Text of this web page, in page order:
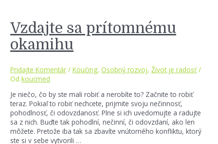
Vzdajte sa prítomnému
okamihu
Pridajte Komentár /Koučing,Osobný rozvoj,Život je radosť/
Od koucmed
Je niečo, čo by ste mali robiť a nerobíte to? Začnite to robiť
teraz. Pokiaľ to robiť nechcete, prijmite svoju nečinnosť,
pohodlnosť, či odovzdanosť. Plne si ich uvedomujte a radujte
sa z nich. Buďte tak pohodlní, nečinní, či odovzdaní, ako len
môžete. Pretože iba tak sa zbavíte vnútorného konfliktu, ktorý
ste si v sebe vytvorili …